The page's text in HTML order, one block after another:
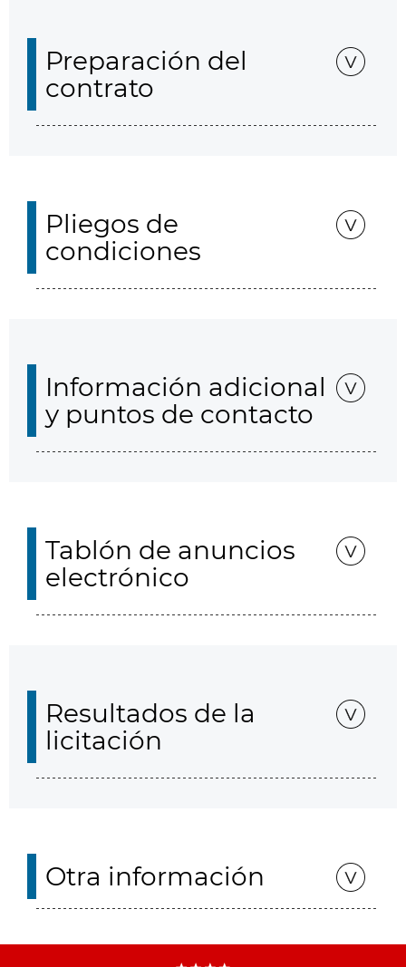
Preparación del
contrato
Pliegos de
condiciones
Información adicional
y puntos de contacto
Tablón de anuncios
electrónico
Resultados de la
licitación
Otra información